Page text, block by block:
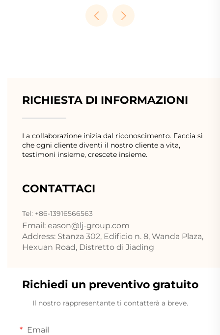
RICHIESTA DI INFORMAZIONI
La collaborazione inizia dal riconoscimento. Faccia sì
che ogni cliente diventi il nostro cliente a vita,
testimoni insieme, crescete insieme.
CONTATTACI
Tel: +86-13916566563
Email: eason@lj-group.com
Address: Stanza 302, Edificio n. 8, Wanda Plaza,
Hexuan Road, Distretto di Jiading
Richiedi un preventivo gratuito
Il nostro rappresentante ti contatterà a breve.
Email